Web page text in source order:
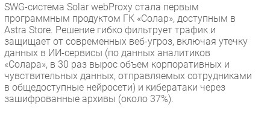
SWG-система Solar webProxy стала первым
программным продуктом ГК «Солар», доступным в
Astra Store. Решение гибко фильтрует трафик и
защищает от современных веб-угроз, включая утечку
данных в ИИ-сервисы (по данных аналитиков
«Солара», в 30 раз вырос объем корпоративных и
чувствительных данных, отправляемых сотрудниками
в общедоступные нейросети) и кибератаки через
зашифрованные архивы (около 37%).